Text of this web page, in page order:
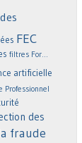
FEC
filtres For...
artificielle
Professionnel
des
fraude